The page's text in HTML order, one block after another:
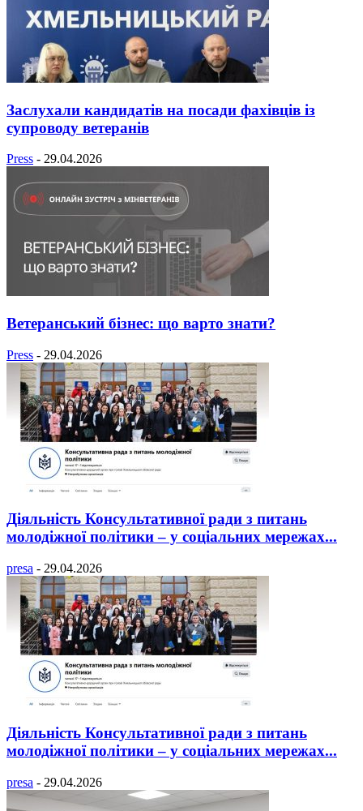
Заслухали кандидатів на посади фахівців із
супроводу ветеранів
Press - 29.04.2026
Ветеранський бізнес: що варто знати?
Press - 29.04.2026
Діяльність Консультативної ради з питань
молодіжної політики – у соціальних мережах...
presa - 29.04.2026
Діяльність Консультативної ради з питань
молодіжної політики – у соціальних мережах...
presa - 29.04.2026